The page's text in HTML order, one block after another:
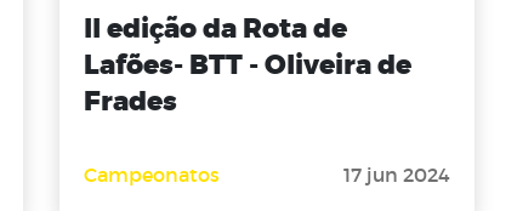
ll edição da Rota de
Lafões- BTT - Oliveira de
Frades
Campeonatos 17 jun 2024